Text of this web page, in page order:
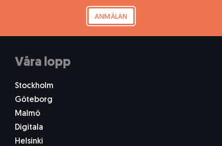
ANMÄLAN
Våra lopp
Stockholm
Göteborg
Malmö
Digitala
Helsinki